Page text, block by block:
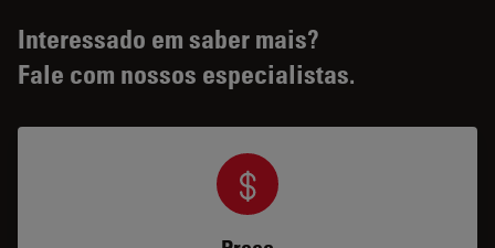
Interessado em saber mais?
Fale com nossos especialistas.